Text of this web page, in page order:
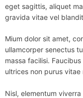
eget sagittis, aliquet
gravida vitae vel
Mium dolor sit amet,
ullamcorper senectus
massa facilisi.
ultrices non purus
Nisl, elementum